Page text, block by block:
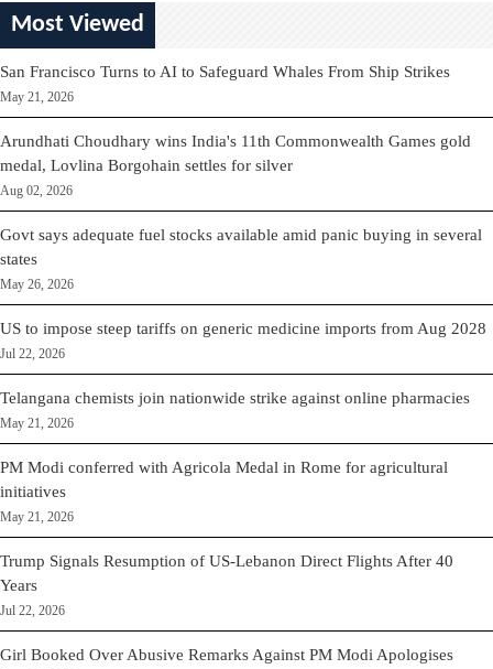
Most Viewed
San Francisco Turns to AI to Safeguard Whales From Ship Strikes
May 21, 2026
Arundhati Choudhary wins India's 11th Commonwealth Games gold
medal, Lovlina Borgohain settles for silver
Aug 02, 2026
Govt says adequate fuel stocks available amid panic buying in several
states
May 26, 2026
US to impose steep tariffs on generic medicine imports from Aug 2028
Jul 22, 2026
Telangana chemists join nationwide strike against online pharmacies
May 21, 2026
PM Modi conferred with Agricola Medal in Rome for agricultural
initiatives
May 21, 2026
Trump Signals Resumption of US-Lebanon Direct Flights After 40
Years
Jul 22, 2026
Girl Booked Over Abusive Remarks Against PM Modi Apologises